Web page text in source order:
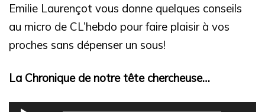
Emilie Laurençot vous donne quelques conseils
au micro de CL’hebdo pour faire plaisir à vos
proches sans dépenser un sous!
La Chronique de notre tête chercheuse…
Lecteur